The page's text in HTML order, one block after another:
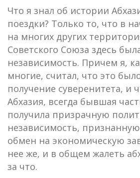
Что я знал об истории
поездки? Только то, что в
на многих других
Советского Союза здесь
независимость. Причем я,
многие, считал, что это
получение суверенитета, и
Абхазия, всегда бывшая
получила призрачную
независимость,
обмен на экономическую
нее же, и в общем жалеть
за что.